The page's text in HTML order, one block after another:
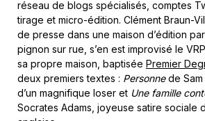
réseau de blogs spécialisés, comptes
tirage et micro-édition. Clément Braun-
de presse dans une maison d’édition
pignon sur rue, s’en est improvisé le
sa propre maison, baptisée Premier
deux premiers textes : Personnede
d’un magnifique loser et Une famille
Socrates Adams, joyeuse satire sociale